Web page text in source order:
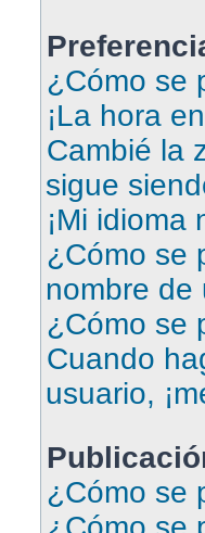
¿Cómo se
¡La hora
Cambié la
sigue
¡Mi idioma
¿Cómo se
nombre de
¿Cómo se
Cuando
usuario,
¿Cómo se